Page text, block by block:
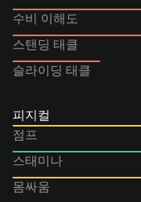
수비 이해도
스탠딩 태클
슬라이딩 태클
피지컬
점프
스태미나
몸싸움